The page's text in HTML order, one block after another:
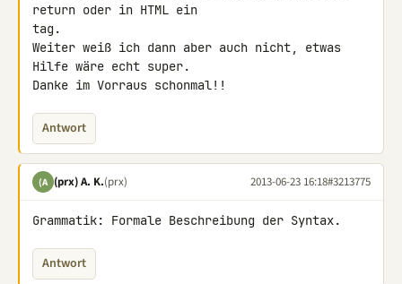
return oder in HTML ein
tag.
Weiter weiß ich dann aber auch nicht, etwas
Hilfe wäre echt super.
Danke im Vorraus schonmal!!
Antwort
(A (prx) A. K.(prx) 2013-06-23 16:18#3213775
Grammatik: Formale Beschreibung der Syntax.
Antwort